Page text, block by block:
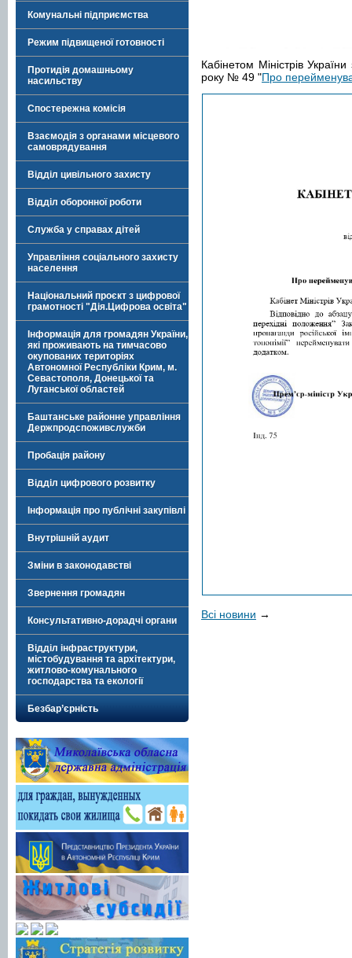
Комунальні підприємства
Режим підвищеної готовності
Протидія домашньому
насильству
Спостережна комісія
Взаємодія з органами місцевого
самоврядування
Відділ цивільного захисту
Відділ оборонної роботи
Служба у справах дітей
Управління соціального захисту
населення
Національний проєкт з цифрової
грамотності "Дія.Цифрова освіта"
Інформація для громадян України,
які проживають на тимчасово
окупованих територіях
Автономної Республіки Крим, м.
Севастополя, Донецької та
Луганської областей
Баштанське районне управління
Держпродспоживслужби
Пробація району
Відділ цифрового розвитку
Інформація про публічні закупівлі
Внутрішній аудит
Зміни в законодавстві
Звернення громадян
Консультативно-дорадчі органи
Відділ інфраструктури,
містобудування та архітектури,
житлово-комунального
господарства та екології
Безбар’єрність
Кабінетом Міністрів
року № 49 "Про
Всі новини →